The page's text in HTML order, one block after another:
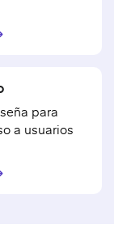
para
a usuarios